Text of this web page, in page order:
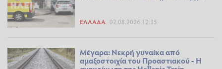
ΕΛΛΆΔΑ 02.08.2026 12:35
Μέγαρα: Νεκρή γυναίκα από
αμαξοστοιχία του Προαστιακού - Η